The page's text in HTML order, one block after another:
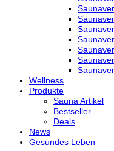
Wellness
Produkte
Sauna Artikel
Bestseller
Deals
News
Gesundes Leben